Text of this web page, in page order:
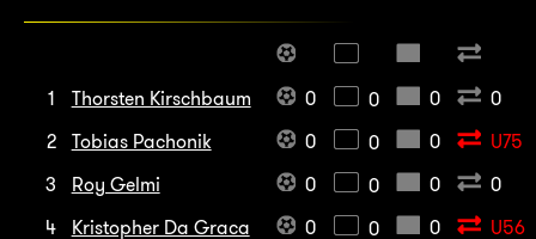
1 Thorsten Kirschbaum 0 0 0
0
2
Tobias Pachonik 0 0 0
U75
3
Roy Gelmi 0 0 0
0
4
Kristopher Da Graca 0 0 0
U56